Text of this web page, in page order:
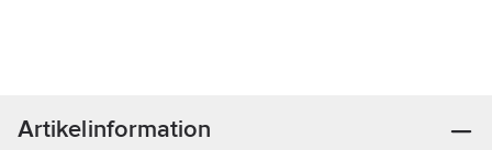
Artikelinformation